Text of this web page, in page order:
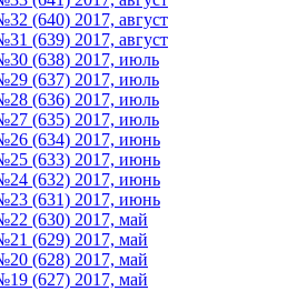
(640) 2017, август
(639) 2017, август
(638) 2017, июль
(637) 2017, июль
(636) 2017, июль
(635) 2017, июль
(634) 2017, июнь
(633) 2017, июнь
(632) 2017, июнь
(631) 2017, июнь
(630) 2017, май
(629) 2017, май
(628) 2017, май
(627) 2017, май